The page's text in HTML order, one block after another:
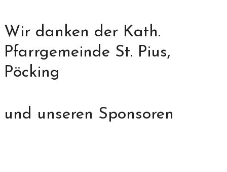
Wir danken der Kath.
Pfarrgemeinde St. Pius,
Pöcking
und unseren Sponsoren